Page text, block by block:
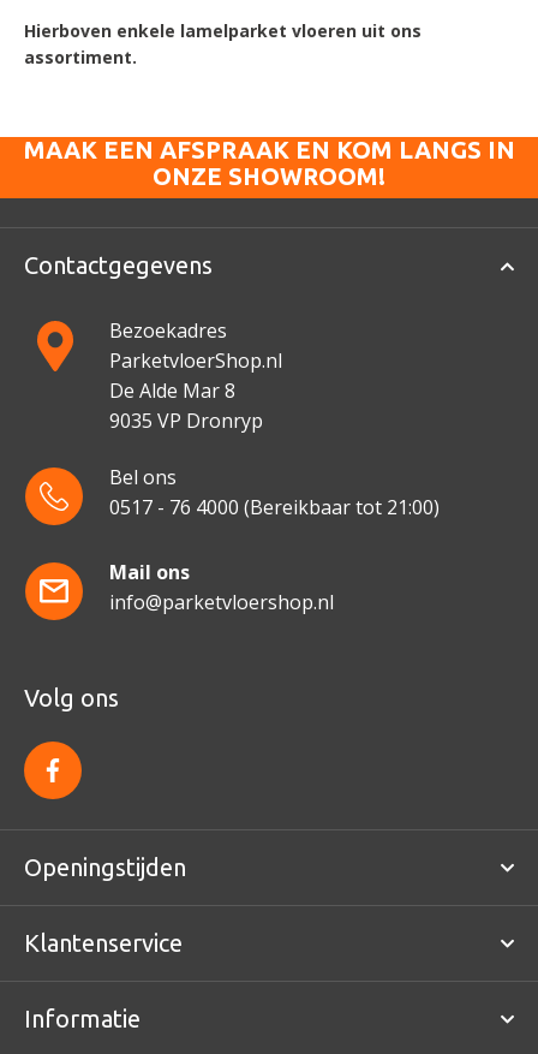
Hierboven enkele lamelparket vloeren uit ons
assortiment.
MAAK EEN AFSPRAAK EN KOM LANGS IN
ONZE SHOWROOM!
Contactgegevens
Bezoekadres
ParketvloerShop.nl
De Alde Mar 8
9035 VP Dronryp
Bel ons
0517 - 76 4000 (Bereikbaar tot 21:00)
Mail ons
info@parketvloershop.nl
Volg ons
f
a
c
e
o
o
Openingstijden
Klantenservice
Informatie